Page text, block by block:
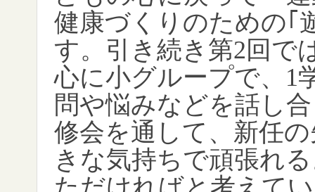
健康づくりのための｢
す。引き続き第2回で
心に小グループで、 1
問や悩みなどを話し
修会を通して、新任
きな気持ちで頑張れ